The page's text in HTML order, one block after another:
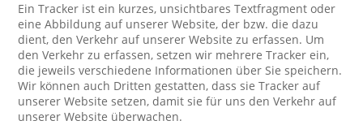
Ein Tracker ist ein kurzes, unsichtbares Textfragment oder
eine Abbildung auf unserer Website, der bzw. die dazu
dient, den Verkehr auf unserer Website zu erfassen. Um
den Verkehr zu erfassen, setzen wir mehrere Tracker ein,
die jeweils verschiedene Informationen über Sie speichern.
Wir können auch Dritten gestatten, dass sie Tracker auf
unserer Website setzen, damit sie für uns den Verkehr auf
unserer Website überwachen.